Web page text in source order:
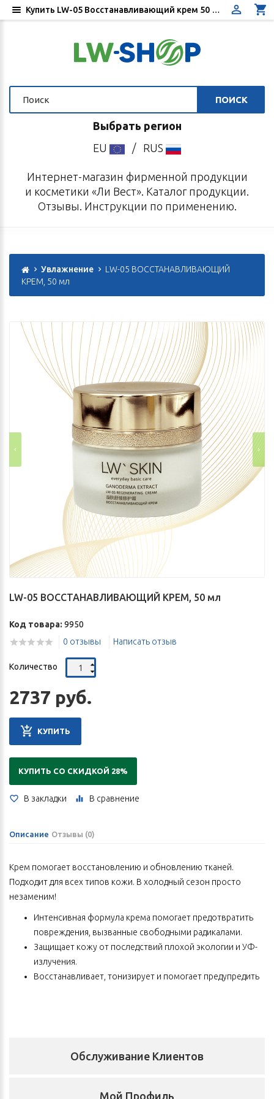
ПОИСК
Выбрать регион
EU
/ RUS
Интернет-магазин фирменной продукции
и косметики «Ли Вест». Каталог продукции.
Отзывы. Инструкции по применению.
Увлажнение
LW-05 ВОССТАНАВЛИВАЮЩИЙ
КРЕМ, 50 мл
LW-05 ВОССТАНАВЛИВАЮЩИЙ КРЕМ, 50 мл
Код товара: 9950
0 отзывы
Написать отзыв
Количество
2737 руб.
КУПИТЬ
КУПИТЬ СО СКИДКОЙ 28%
В закладки В сравнение
Описание Отзывы (0)
Крем помогает восстановлению и обновлению тканей.
Подходит для всех типов кожи. В холодный сезон просто
незаменим!
Интенсивная формула крема помогает предотвратить
повреждения, вызванные свободными радикалами.
Защищает кожу от последствий плохой экологии и УФ-
излучения.
Восстанавливает, тонизирует и помогает предупредить
AQUA, GLYCERIN, CHRYSANTHELLUM INDICUM FLOWER WATER,
COCO-GLUCOSIDE, BUTYROSPERMUM PARKII (SHEA) BUTTER,
Обслуживание Клиентов
Мой Профиль
Купить LW-05 Восстанавливающий крем 50 мл Ли Вест